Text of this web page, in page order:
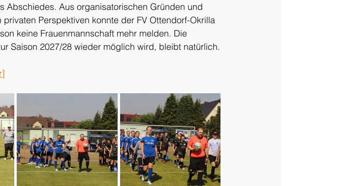
Abschiedes. Aus organisatorischen Gründen und
Perspektiven konnte der FV Ottendorf-Okrilla
keine Frauenmannschaft mehr melden. Die
Saison 2027/28 wieder möglich wird, bleibt natürlich.